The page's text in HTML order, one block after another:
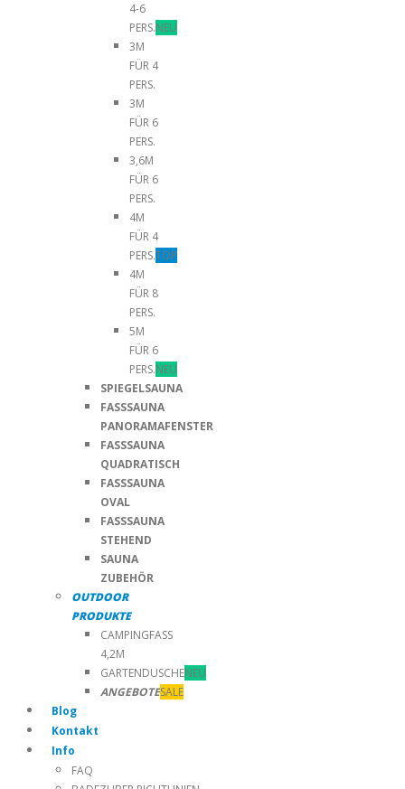
4-6
PERS.NEU
3M
FÜR 4
PERS.
3M
FÜR 6
PERS.
3,6M
FÜR 6
PERS.
4M
FÜR 4
PERS.TOP
4M
FÜR 8
PERS.
5M
FÜR 6
PERS.NEU
SPIEGELSAUNA
FASSSAUNA
PANORAMAFENSTER
FASSSAUNA
QUADRATISCH
FASSSAUNA
OVAL
FASSSAUNA
STEHEND
SAUNA
ZUBEHÖR
OUTDOOR
PRODUKTE
CAMPINGFASS
4,2M
GARTENDUSCHENEU
ANGEBOTESALE
Blog
Kontakt
Info
FAQ